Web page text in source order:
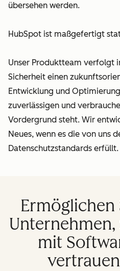
übersehen werden.
HubSpot ist maßgefertigt
Unser Produktteam verfolgt
Sicherheit einen
Entwicklung und
zuverlässigen und
Vordergrund steht. Wir
Neues, wenn es die von uns
Datenschutzstandards erfüllt.
Ermöglichen
mit